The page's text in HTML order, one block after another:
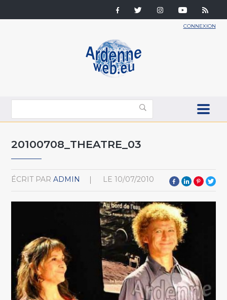
CONNEXION
20100708_THEATRE_03
ÉCRIT PAR ADMIN LE 10/07/2010